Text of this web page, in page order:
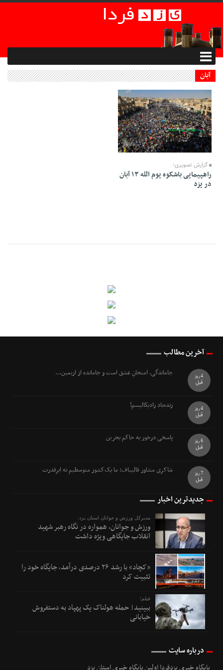
آبان
13 Aban 1401 - 15:44
گزارش تصویری؛
راهپیمایی باشکوه یوم الله ۱۳ آبان
در یزد
آخرین مطالب
جاماندگی، امتحانِ عشق است و جامانده از اربعین...
4 روز
قبل
زنده‌باد رادیکالیسم!
4 روز
قبل
پاسخی درخور به حاکم بحرین
6 روز
قبل
شاکری مشاور قالیباف: ما یک‌کشور متوسطیم نه ابرقدرت
7 روز
قبل
جدیدترین اخبار
مدیرکل ورزش و جوانان استان یزد:
ورزش و جوانان، همواره در نگاه رهبر شهید
انقلاب جایگاهی ویژه داشت
«کچاد» با رشد ۲۶ درصدی درآمد، جایگاه خود را
تثبیت کرد
فیلم؛
ببینید| حمله هولناک یک پهپاد به دستفروش
خیابانی
درباره سایت